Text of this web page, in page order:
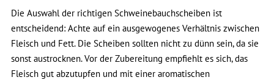
Die Auswahl der richtigen Schweinebauchscheiben ist
entscheidend: Achte auf ein ausgewogenes Verhältnis zwischen
Fleisch und Fett. Die Scheiben sollten nicht zu dünn sein, da sie
sonst austrocknen. Vor der Zubereitung empfiehlt es sich, das
Fleisch gut abzutupfen und mit einer aromatischen